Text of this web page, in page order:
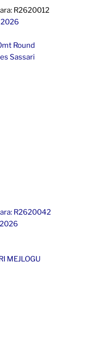
R2620012
Round
Sassari
R2620042
MEJLOGU